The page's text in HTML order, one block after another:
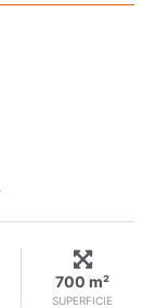
SUPERFICIE
700 m²